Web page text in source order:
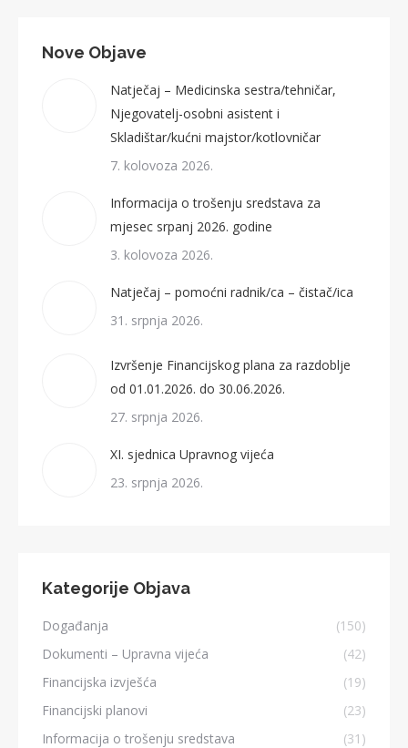
Nove Objave
Natječaj – Medicinska sestra/tehničar,
Njegovatelj-osobni asistent i
Skladištar/kućni majstor/kotlovničar
7. kolovoza 2026.
Informacija o trošenju sredstava za
mjesec srpanj 2026. godine
3. kolovoza 2026.
Natječaj – pomoćni radnik/ca – čistač/ica
31. srpnja 2026.
Izvršenje Financijskog plana za razdoblje
od 01.01.2026. do 30.06.2026.
27. srpnja 2026.
XI. sjednica Upravnog vijeća
23. srpnja 2026.
Kategorije Objava
Događanja
(150)
Dokumenti – Upravna vijeća
(42)
Financijska izvješća
(19)
Financijski planovi
(23)
Informacija o trošenju sredstava
(31)